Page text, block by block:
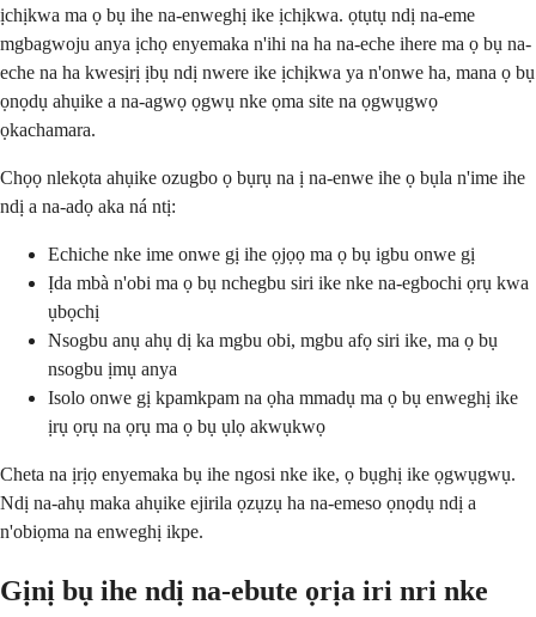
ịchịkwa ma ọ bụ ihe na-enweghị ike ịchịkwa. ọtụtụ ndị na-eme
mgbagwoju anya ịchọ enyemaka n'ihi na ha na-eche ihere ma ọ bụ na-
eche na ha kwesịrị ịbụ ndị nwere ike ịchịkwa ya n'onwe ha, mana ọ bụ
ọnọdụ ahụike a na-agwọ ọgwụ nke ọma site na ọgwụgwọ
ọkachamara.
Chọọ nlekọta ahụike ozugbo ọ bụrụ na ị na-enwe ihe ọ bụla n'ime ihe
ndị a na-adọ aka ná ntị:
Echiche nke ime onwe gị ihe ọjọọ ma ọ bụ igbu onwe gị
Ịda mbà n'obi ma ọ bụ nchegbu siri ike nke na-egbochi ọrụ kwa
ụbọchị
Nsogbu anụ ahụ dị ka mgbu obi, mgbu afọ siri ike, ma ọ bụ
nsogbu ịmụ anya
Isolo onwe gị kpamkpam na ọha mmadụ ma ọ bụ enweghị ike
ịrụ ọrụ na ọrụ ma ọ bụ ụlọ akwụkwọ
Cheta na ịrịọ enyemaka bụ ihe ngosi nke ike, ọ bụghị ike ọgwụgwụ.
Ndị na-ahụ maka ahụike ejirila ọzụzụ ha na-emeso ọnọdụ ndị a
n'obiọma na enweghị ikpe.
Gịnị bụ ihe ndị na-ebute ọrịa iri nri nke